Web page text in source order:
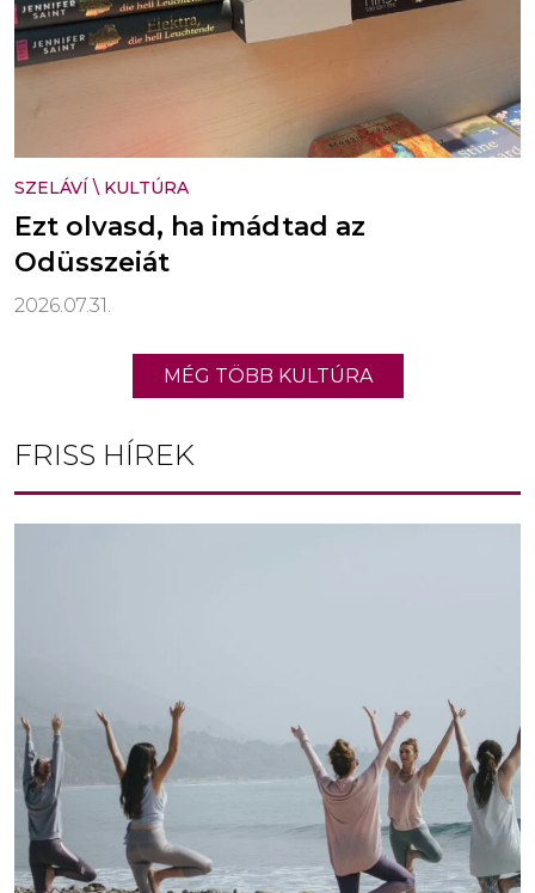
SZELÁVÍ \ KULTÚRA
Ezt olvasd, ha imádtad az
Odüsszeiát
2026.07.31.
MÉG TÖBB KULTÚRA
FRISS HÍREK